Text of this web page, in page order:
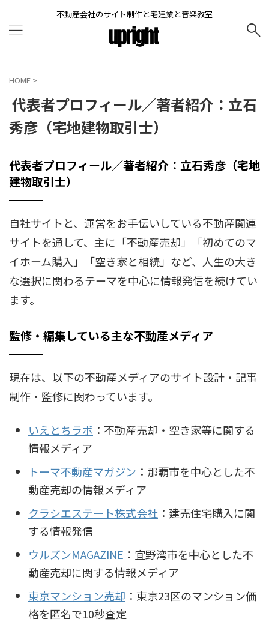
不動産会社のサイト制作と宅建業と音楽教室
HOME >
代表者プロフィール／著者紹介：立石
秀彦（宅地建物取引士）
代表者プロフィール／著者紹介：立石秀彦（宅地
建物取引士）
自社サイトと、運営をお手伝いしている不動産関連
サイトを通して、主に「不動産売却」「初めてのマ
イホーム購入」「空き家と相続」など、人生の大き
な選択に関わるテーマを中心に情報発信を続けてい
ます。
監修・編集している主な不動産メディア
現在は、以下の不動産メディアのサイト設計・記事
制作・監修に関わっています。
いえとちラボ ：不動産売却・空き家等に関する
情報メディア
トーマ不動産マガジン ：那覇市を中心とした不
動産売却の情報メディア
クラシエステート株式会社 ：建売住宅購入に関
する情報発信
ウルズンMAGAZINE ：宜野湾市を中心とした不
動産売却に関する情報メディア
東京マンション売却 ：東京23区のマンション価
格を匿名で10秒査定